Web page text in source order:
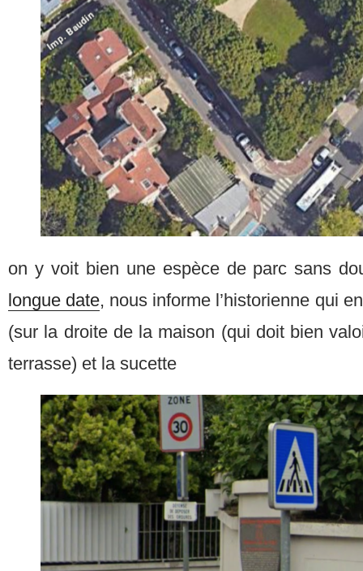
on y voit bien une espèce de parc sans
longue date, nous informe l’historienne qui
(sur la droite de la maison (qui doit bien
terrasse) et la sucette